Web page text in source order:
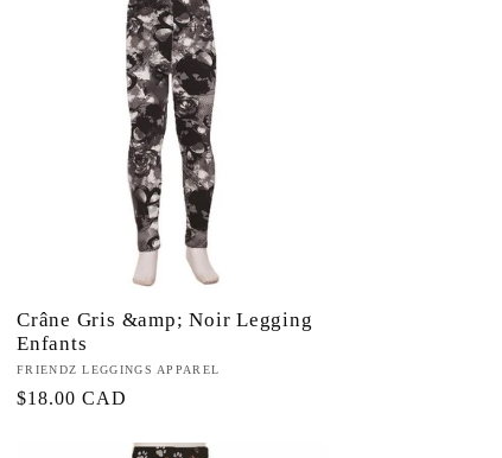
Crâne Gris &amp; Noir Legging
Enfants
Fournisseur :
FRIENDZ LEGGINGS APPAREL
Prix
$18.00 CAD